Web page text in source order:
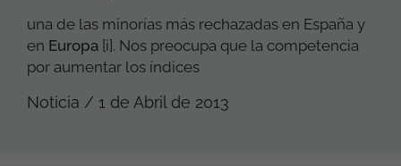
una de las minorías más rechazadas en España y
en Europa [i]. Nos preocupa que la competencia
por aumentar los índices
Noticia / 1 de Abril de 2013